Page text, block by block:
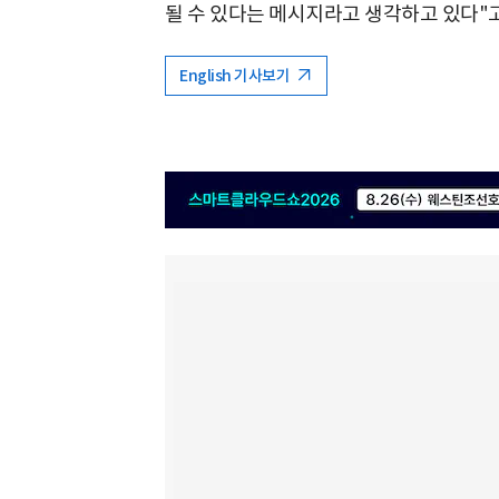
될 수 있다는 메시지라고 생각하고 있다"
English 기사보기